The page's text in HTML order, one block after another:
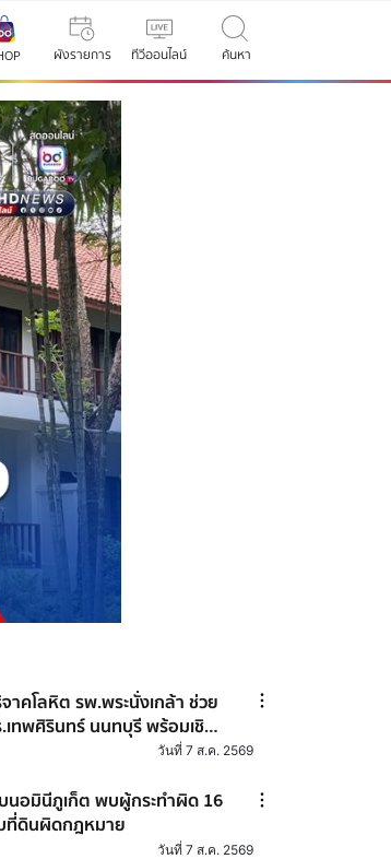
ผังรายการ ทีวีออนไลน์ ค้นหา
าคโลหิต รพ.พระนั่งเกล้า ช่วย
เทพศิรินทร์ นนทบุรี พร้อมเชิญ
มหายใจผู้บาดเจ็บ
วันที่ 7 ส.ค. 2569
นอมินีภูเก็ต พบผู้กระทำผิด 16
ที่ดินผิดกฎหมาย
วันที่ 7 ส.ค. 2569